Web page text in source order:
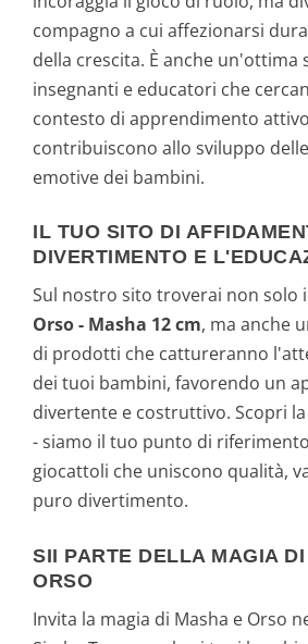
compagno a cui affezionarsi
della crescita. È anche un'ottima
insegnanti e educatori che
contesto di apprendimento
contribuiscono allo sviluppo
emotive dei bambini.
IL TUO SITO DI
DIVERTIMENTO E
Sul nostro sito troverai non solo
Orso - Masha 12 cm, ma anche
di prodotti che cattureranno
dei tuoi bambini, favorendo un
divertente e costruttivo. Scopri
- siamo il tuo punto di
giocattoli che uniscono qualità,
puro divertimento.
SII PARTE DELLA MAGIA
ORSO
Invita la magia di Masha e Orso